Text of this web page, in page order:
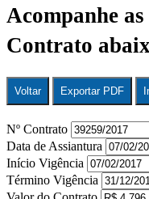
Acompanhe
Contrato
Voltar Exportar PDF
Nº Contrato
Data de Assiantura
Início Vigência
Término Vigência